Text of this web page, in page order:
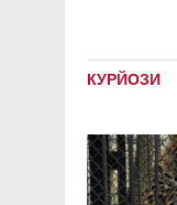
КУРЙОЗИ